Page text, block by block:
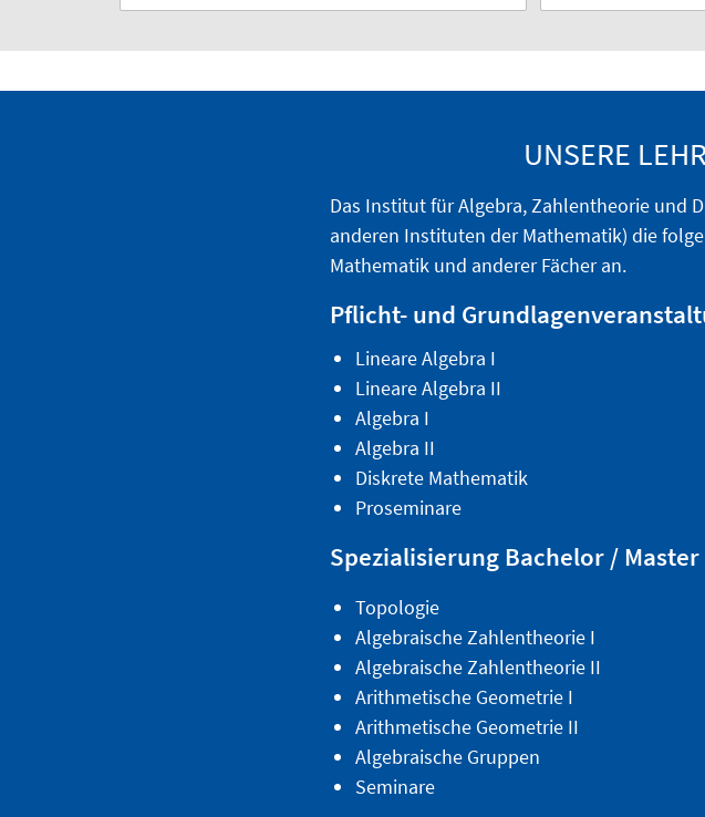
UNSERE
Das Institut für Algebra, Zahlentheorie und
anderen Instituten der Mathematik) die
Mathematik und anderer Fächer an.
Pflicht- und
Lineare Algebra I
Lineare Algebra II
Algebra I
Algebra II
Diskrete Mathematik
Proseminare
Spezialisierung Bachelor /
Topologie
Algebraische Zahlentheorie I
Algebraische Zahlentheorie II
Arithmetische Geometrie I
Arithmetische Geometrie II
Algebraische Gruppen
Seminare